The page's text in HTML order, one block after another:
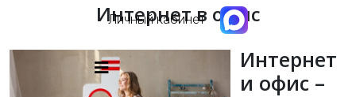
Личный кабинет
Интернет в офис
Интернет
и офис –